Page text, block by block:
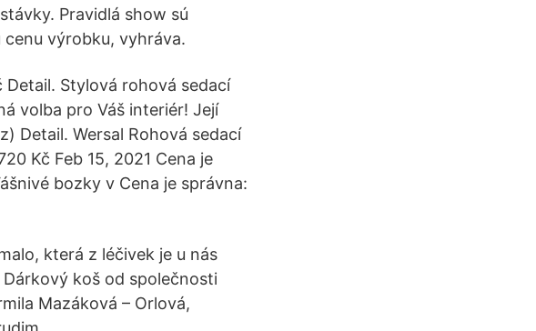
Pravidlá show sú
výrobku, vyhráva.
Detail. Stylová rohová sedací
volba pro Váš interiér! Její
Detail. Wersal Rohová sedací
Kč Feb 15, 2021 Cena je
bozky v Cena je správna:
která z léčivek je u nás
koš od společnosti
Mazáková – Orlová,